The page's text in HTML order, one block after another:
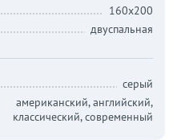
160x200
двуспальная
серый
американский, английский,
классический, современный